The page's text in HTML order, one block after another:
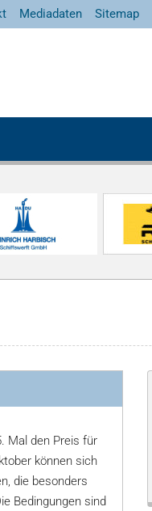
Mediadaten Sitemap
Mal den Preis für
können sich
die besonders
Bedingungen sind